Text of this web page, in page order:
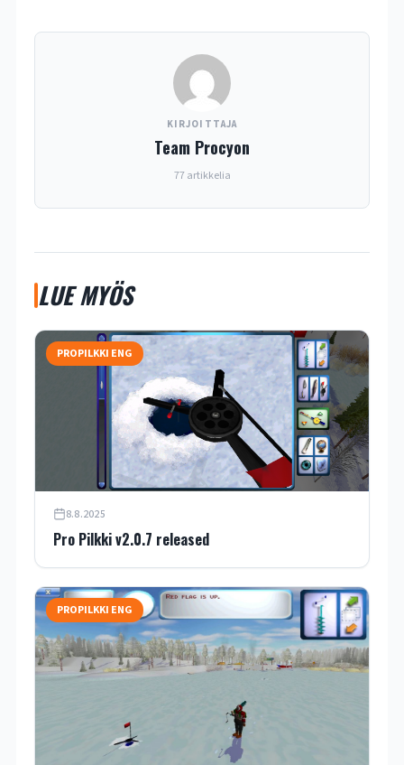
KIRJOITTAJA
Team Procyon
77 artikkelia
LUE MYÖS
PROPILKKI ENG
8.8.2025
Pro Pilkki v2.0.7 released
PROPILKKI ENG